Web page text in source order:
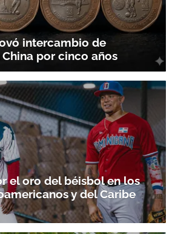
intercambio de
por cinco años
el oro del béisbol en los
y del Caribe